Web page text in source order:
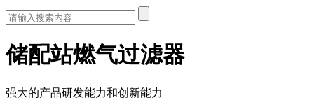
储配站燃气过滤器
强大的产品研发能力和创新能力